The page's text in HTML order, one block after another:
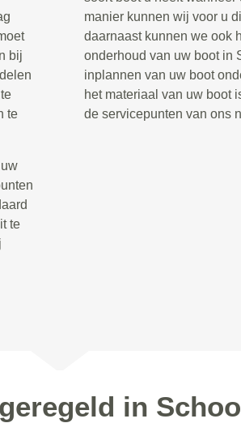
bij
te
te
manier kunnen wij voor u
daarnaast kunnen we ook
onderhoud van uw boot in
inplannen van uw boot
het materiaal van uw boot
de servicepunten van ons
in